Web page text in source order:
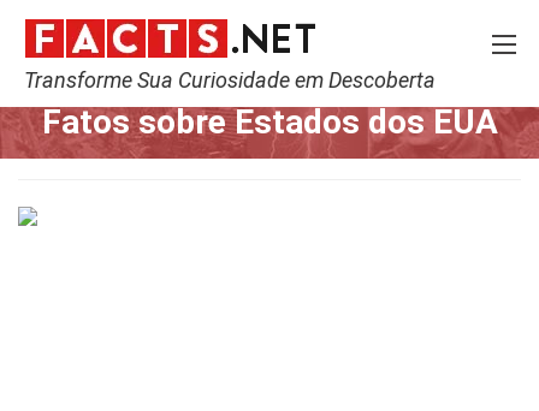
Transforme Sua Curiosidade em Descoberta
Home Mundo Estados dos EUA
Fatos sobre Estados dos EUA